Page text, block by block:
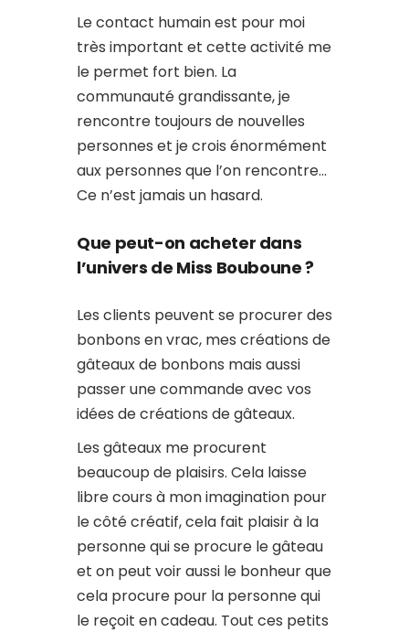
Le contact humain est pour moi
très important et cette activité me
le permet fort bien. La
communauté grandissante, je
rencontre toujours de nouvelles
personnes et je crois énormément
aux personnes que l’on rencontre…
Ce n’est jamais un hasard.
Que peut-on acheter dans
l’univers de Miss Bouboune ?
Les clients peuvent se procurer des
bonbons en vrac, mes créations de
gâteaux de bonbons mais aussi
passer une commande avec vos
idées de créations de gâteaux.
Les gâteaux me procurent
beaucoup de plaisirs. Cela laisse
libre cours à mon imagination pour
le côté créatif, cela fait plaisir à la
personne qui se procure le gâteau
et on peut voir aussi le bonheur que
cela procure pour la personne qui
le reçoit en cadeau. Tout ces petits